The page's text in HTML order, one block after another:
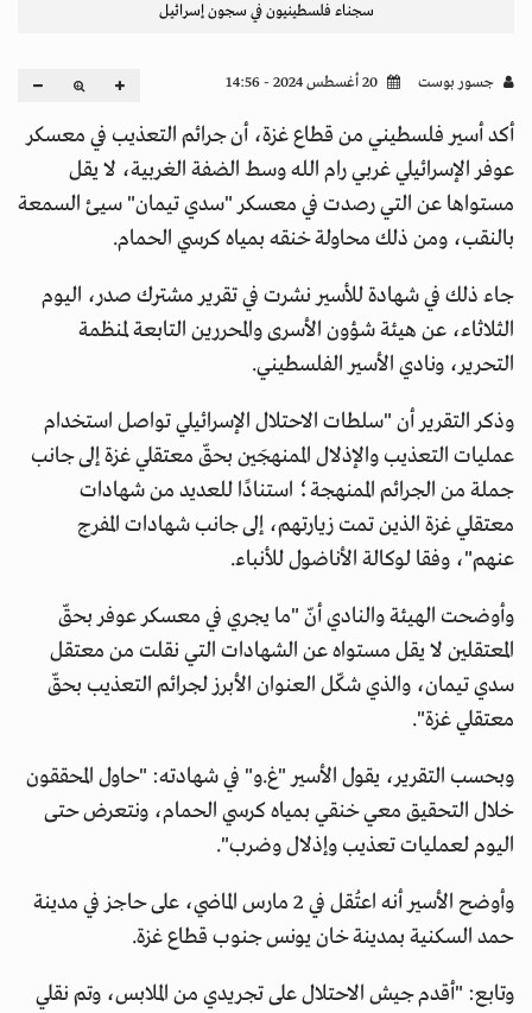
سجناء فلسطينيون في سجون إسرائيل
جسور بوست
أكد أسير فلسطيني من قطاع غزة، أن جرائم التعذيب في معسكر
عوفر الإسرائيلي غربي رام الله وسط الضفة الغربية، لا يقل
مستواها عن التي رصدت في معسكر "سدي تيمان" سيئ السمعة
بالنقب، ومن ذلك محاولة خنقه بمياه كرسي الحمام.
جاء ذلك في شهادة للأسير نشرت في تقرير مشترك صدر، اليوم
الثلاثاء، عن هيئة شؤون الأسرى والمحررين التابعة لمنظمة
التحرير، ونادي الأسير الفلسطيني.
وذكر التقرير أن "سلطات الاحتلال الإسرائيلي تواصل استخدام
عمليات التعذيب والإذلال الممنهجَين بحقّ معتقلي غزة إلى جانب
جملة من الجرائم الممنهجة؛ استنادًا للعديد من شهادات
معتقلي غزة الذين تمت زيارتهم، إلى جانب شهادات المفرج
عنهم"، وفقا لوكالة الأناضول للأنباء.
وأوضحت الهيئة والنادي أنّ "ما يجري في معسكر عوفر بحقّ
المعتقلين لا يقل مستواه عن الشهادات التي نقلت من معتقل
سدي تيمان، والذي شكّل العنوان الأبرز لجرائم التعذيب بحقّ
معتقلي غزة".
وبحسب التقرير، يقول الأسير "غ.و" في شهادته: "حاول المحققون
خلال التحقيق معي خنقي بمياه كرسي الحمام، ونتعرض حتى
اليوم لعمليات تعذيب وإذلال وضرب".
وأوضح الأسير أنه اعتُقل في 2 مارس الماضي، على حاجز في مدينة
حمد السكنية بمدينة خان يونس جنوب قطاع غزة.
وتابع: "أقدم جيش الاحتلال على تجريدي من الملابس، وتم نقلي